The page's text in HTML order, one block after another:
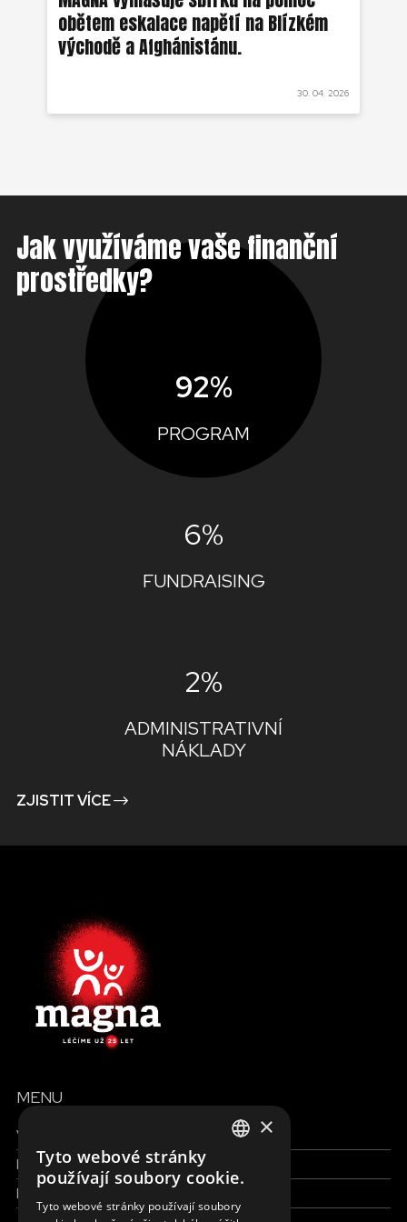
obětem eskalace napětí na Blízkém
východě a Afghánistánu.
30. 04. 2026
Jak využíváme vaše finanční
prostředky?
92%
PROGRAM
6%
FUNDRAISING
2%
ADMINISTRATIVNÍ
NÁKLADY
ZJISTIT VÍCE
MENU
Všechny formy pomoci
Finance a reporty
Pracujte s námi
×
Tyto webové stránky
používají soubory cookie.
Tyto webové stránky používají soubory